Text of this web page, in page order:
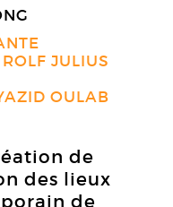
ROLF JULIUS
OULAB
de
des lieux
de